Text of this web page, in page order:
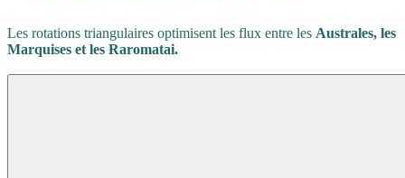
Les rotations triangulaires optimisent les flux entre les Australes, les
Marquises et les Raromatai.